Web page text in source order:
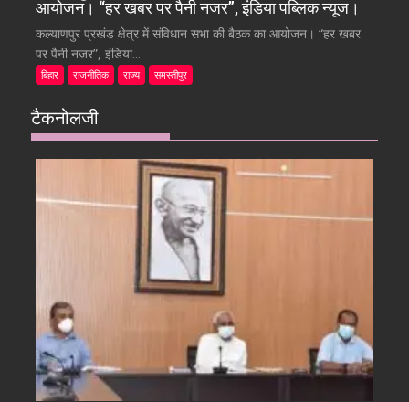
आयोजन। “हर खबर पर पैनी नजर”, इंडिया पब्लिक न्यूज।
कल्याणपुर प्रखंड क्षेत्र में संविधान सभा की बैठक का आयोजन। “हर खबर
पर पैनी नजर”, इंडिया...
बिहार राजनीतिक राज्य समस्तीपुर
टैकनोलजी